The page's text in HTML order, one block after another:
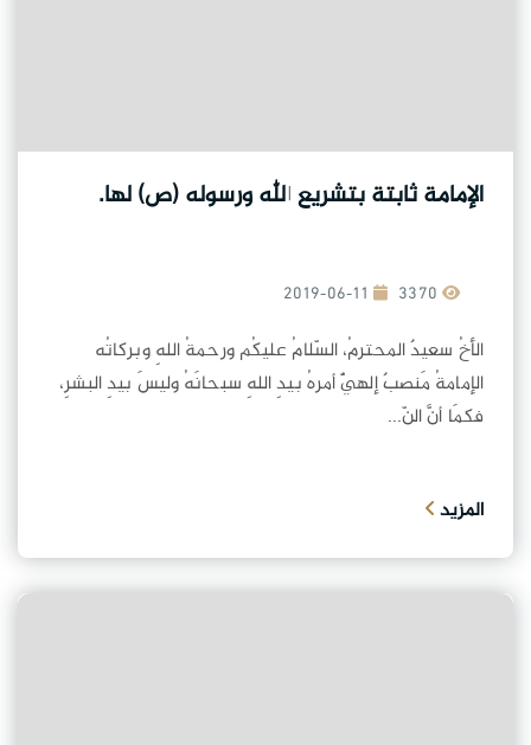
الإمامة ثابتة بتشريع الله ورسوله (ص) لها.
2019-06-11
الأخُ سعيدٌ المحترمُ، السّلامُ عليكُم ورحمةُ اللهِ وبركاتُه
الإمامةُ مَنصبٌ إلهيٌّ أمرهُ بيدِ اللهِ سبحانَهُ وليسَ بيدِ البشرِ،
فكمَا أنَّ النّ...
المزيد